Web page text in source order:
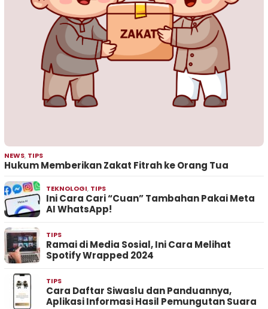
NEWS, TIPS
Hukum Memberikan Zakat Fitrah ke Orang Tua
TEKNOLOGI, TIPS
Ini Cara Cari “Cuan” Tambahan Pakai Meta
AI WhatsApp!
TIPS
Ramai di Media Sosial, Ini Cara Melihat
Spotify Wrapped 2024
TIPS
Cara Daftar Siwaslu dan Panduannya,
Aplikasi Informasi Hasil Pemungutan Suara